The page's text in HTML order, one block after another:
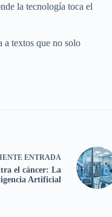
la tecnología toca el
a textos que no solo
ENTRADA
el cáncer: La
Artificial